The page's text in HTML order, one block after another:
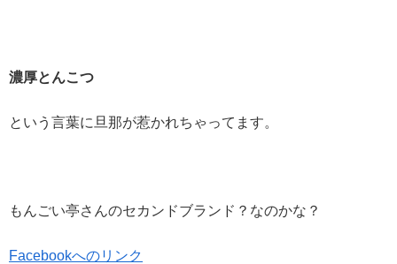
濃厚とんこつ
という言葉に旦那が惹かれちゃってます。
もんごい亭さんのセカンドブランド？なのかな？
Facebookへのリンク